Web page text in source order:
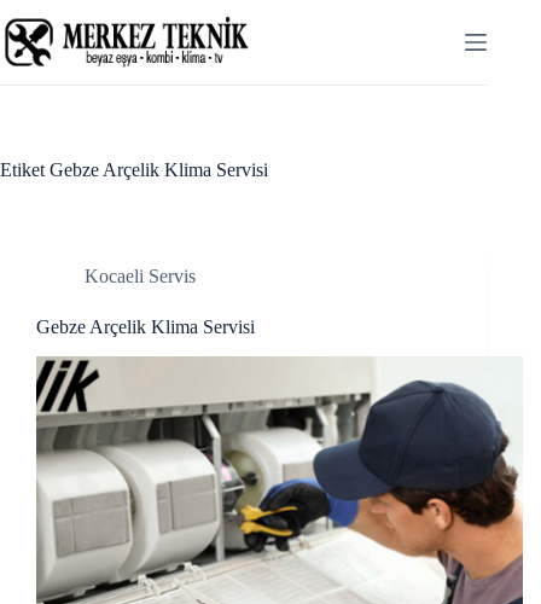
panel
panel
panel
panel
panel
panel
to
content
Etiket Gebze Arçelik Klima Servisi
Kocaeli Servis
Gebze Arçelik Klima Servisi